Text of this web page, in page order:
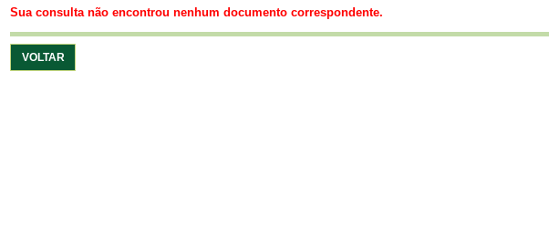
Sua consulta não encontrou nenhum documento correspondente.